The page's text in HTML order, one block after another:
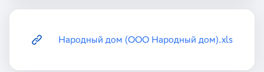
Народный дом (ООО Народный дом).xls